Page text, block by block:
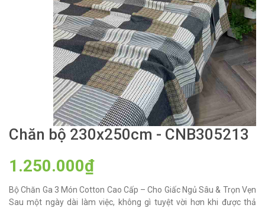
Chăn bộ 230x250cm - CNB305213
1.250.000₫
Bộ Chăn Ga 3 Món Cotton Cao Cấp – Cho Giấc Ngủ Sâu & Trọn Vẹn
Sau một ngày dài làm việc, không gì tuyệt vời hơn khi được thả